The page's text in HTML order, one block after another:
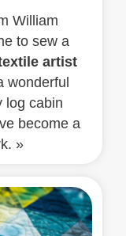
William
to sew a
artist
log cabin
become a
»